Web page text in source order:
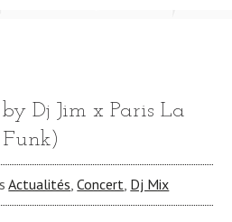
Dj Jim x Paris La
Actualités ,Concert Dj Mix